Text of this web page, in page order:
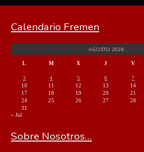
Calendario Fremen
AGOSTO 2026
L M X J V
3
4 5 6 7
10
11 12 13 14
17
18 19 20 21
24
25 26 27 28
31
« Jul
Sobre Nosotros…